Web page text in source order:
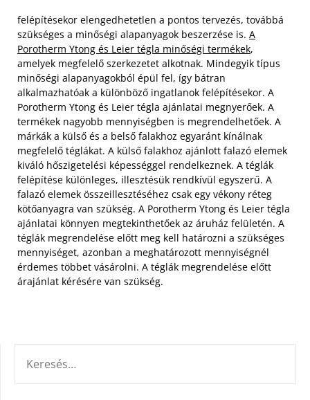
felépítésekor elengedhetetlen a pontos tervezés, továbbá
szükséges a minőségi alapanyagok beszerzése is. A
Porotherm Ytong és Leier tégla minőségi termékek,
amelyek megfelelő szerkezetet alkotnak. Mindegyik típus
minőségi alapanyagokból épül fel, így bátran
alkalmazhatóak a különböző ingatlanok felépítésekor. A
Porotherm Ytong és Leier tégla ajánlatai megnyerőek. A
termékek nagyobb mennyiségben is megrendelhetőek. A
márkák a külső és a belső falakhoz egyaránt kínálnak
megfelelő téglákat. A külső falakhoz ajánlott falazó elemek
kiváló hőszigetelési képességgel rendelkeznek. A téglák
felépítése különleges, illesztésük rendkívül egyszerű. A
falazó elemek összeillesztéséhez csak egy vékony réteg
kötőanyagra van szükség. A Porotherm Ytong és Leier tégla
ajánlatai könnyen megtekinthetőek az áruház felületén. A
téglák megrendelése előtt meg kell határozni a szükséges
mennyiséget, azonban a meghatározott mennyiségnél
érdemes többet vásárolni. A téglák megrendelése előtt
árajánlat kérésére van szükség.